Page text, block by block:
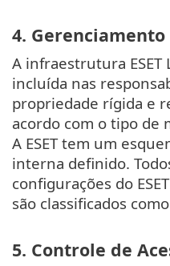
4.
A infraestrutura ESET
incluída nas
propriedade rígida e
acordo com o tipo de
A ESET tem um
interna definido.
configurações do
são classificados
5. Controle de